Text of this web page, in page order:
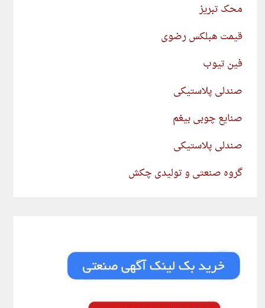
محک تبریز
قیمت هبلکس رضوی
فین تیوب
صندلی پلاستیکی
صنایع چوبی بیغم
صندلی پلاستیکی
گروه صنعتی و تولیدی چکش